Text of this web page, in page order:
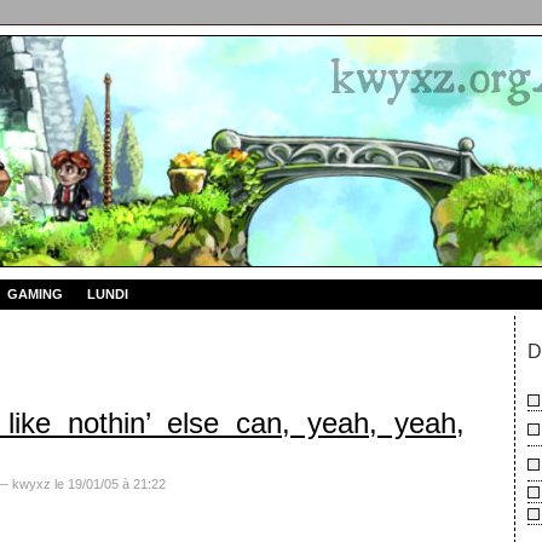
GAMING LUNDI
nothin’ else can, yeah, yeah,
kwyxz le 19/01/05 à 21:22